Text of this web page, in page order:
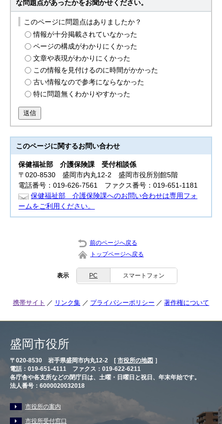
な問題点があったかをお聞かせください。
このページに問題点はありましたか？
情報が十分掲載されていなかった
ページの構成がわかりにくかった
文章や表現がわかりにくかった
この情報を見付けるのに時間がかかった
古い情報なので参考にならなかった
特に問題無くわかりやすかった
送信
このページに関するお問い合わせ
保健福祉部介護保険課 受付相談係
〒020-8530 盛岡市内丸12-2 盛岡市役所別館5階
電話番号：019-626-7561 ファクス番号：019-651-1181
保健福祉部 介護保険課へのお問い合わせは専用フォ
ームをご利用ください。
前のページへ戻る
トップページへ戻る
表示 PC スマートフォン
携帯サイト リンク集 プライバシーポリシー 著作権について
盛岡市役所
〒020-8530 岩手県盛岡市内丸12-2 [ 市役所の地図 ］
電話：019-651-4111 ファクス：019-622-6211
各庁舎や各支所などの閉庁日は、土曜・日曜日と祝日、年末年始です。
法人番号：6000020032018
市役所の案内
市役所受付窓口